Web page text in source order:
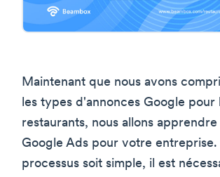
Maintenant que nous avons
les types d'annonces Google pour
restaurants, nous allons
Google Ads pour votre entreprise.
processus soit simple, il est